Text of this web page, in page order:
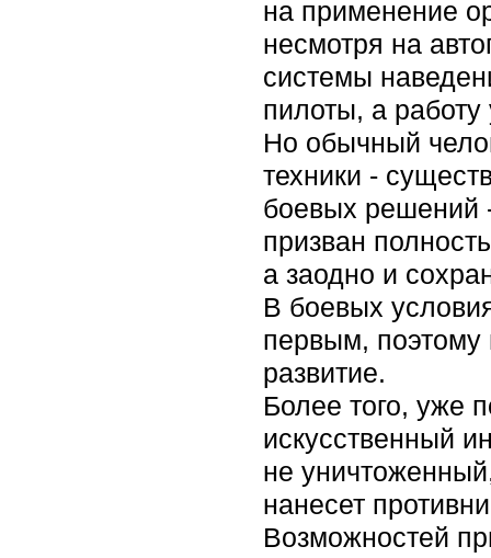
на применение
несмотря на
системы
пилоты, а
Но обычный
техники -
боевых решений
призван
а заодно и
В боевых
первым, поэтому
развитие.
Более того, уже
искусственный
не
нанесет
Возможностей